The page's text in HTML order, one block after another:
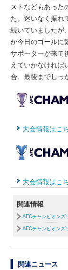
ストなどもあった
た。迷いなく振れ
続いていましたが
が今日のゴールに
サポーターが来て
えていかなければ
合、最後までしっ
大会情報はこ
大会情報はこ
関連情報
AFCチャンピオン
AFCチャンピオンズ
関連ニュース